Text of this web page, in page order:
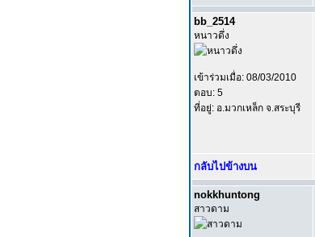
bb_2514
หนาวดึ่ง
เข้าร่วมเมื่อ: 08/03/2010
ตอบ: 5
ที่อยู่: อ.มวกเหล็ก จ.สระบุรี
กลับไปข้างบน
nokkhuntong
สาวดาม